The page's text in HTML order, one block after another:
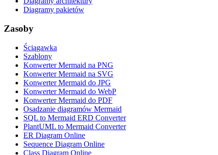
Diagramy pakietów
Zasoby
Ściągawka
Szablony
Konwerter Mermaid na PNG
Konwerter Mermaid na SVG
Konwerter Mermaid do JPG
Konwerter Mermaid do WebP
Konwerter Mermaid do PDF
Osadzanie diagramów Mermaid
SQL to Mermaid ERD Converter
PlantUML to Mermaid Converter
ER Diagram Online
Sequence Diagram Online
Class Diagram Online